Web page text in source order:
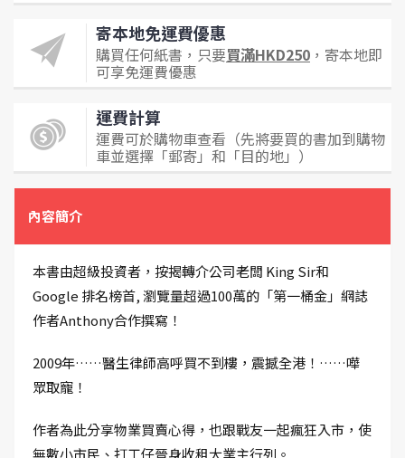
寄本地免運費優惠
購買任何紙書，只要買滿HKD250 ，寄本地即
可享免運費優惠
運費計算
運費可於購物車查看（先將要買的書加到購物
車並選擇「郵寄」和「目的地」）
內容簡介
本書由超級投資者，按揭轉介公司老闆 King Sir和
Google 排名榜首, 瀏覽量超過100萬的「第一桶金」網誌
作者Anthony合作撰寫！
2009年……醫生律師高呼買不到樓，震撼全港！……嘩
眾取寵！
作者為此分享物業買賣心得，也跟戰友一起瘋狂入市，使